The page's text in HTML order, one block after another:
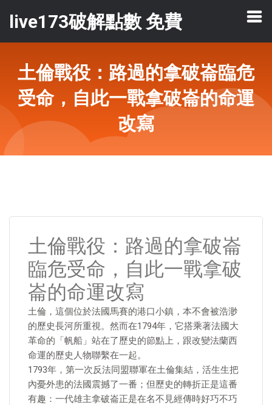
live173破解點數 免費
土倫戰役：路過的拿破崙臨危
受命，自此一戰拿破崙的命運
改寫
土倫戰役：路過的拿破崙
臨危受命，自此一戰拿破
崙的命運改寫
土倫，這個位於法國馬賽的港口小鎮，本不會被浩渺
的歷史長河所重視。然而在1794年，它搭乘著法國大
革命的「帆船」站在了歷史的節點上，跟改變法蘭西
命運的歷史人物聯繫在一起。
1793年，第一次反法同盟聯軍在土倫集結，活生生把
內憂外患的法國震撼了一番；但歷史的轉折正是這番
有趣：一代雄主拿破崙正是在名不見經傳時好巧不巧